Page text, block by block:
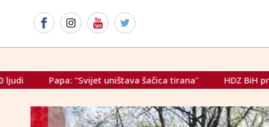
šačica tirana" HDZ BiH predstavio Filipović, Čović